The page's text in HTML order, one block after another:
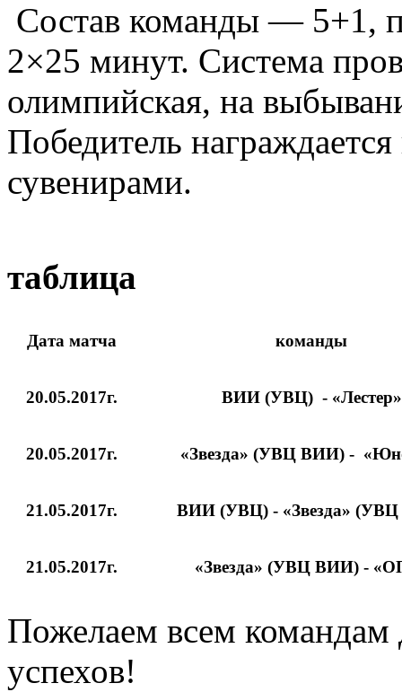
Состав команды — 5+1,
2×25 минут. Система
олимпийская, на
Победитель
сувенирами.
таблица
Дата матча команды
20.05.2017г. ВИИ (УВЦ) - «Лестер»
20.05.2017г. «Звезда» (УВЦ ВИИ) -
21.05.2017г. ВИИ (УВЦ) - «Звезда»
21.05.2017г. «Звезда» (УВЦ ВИИ) -
Пожелаем всем
успехов!